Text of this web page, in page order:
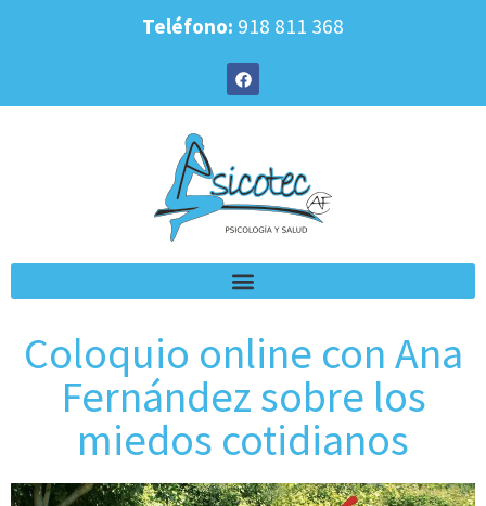
Teléfono: 918 811 368
Coloquio online con Ana
Fernández sobre los
miedos cotidianos